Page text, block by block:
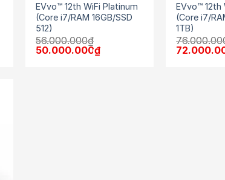
EVvo™ 12th WiFi Platinum
(Core i7/RAM 16GB/SSD
512)
56.000.000₫
Giá
50.000.000₫Giá
EVvo™ 12th
(Core i7/
1TB)
Giá